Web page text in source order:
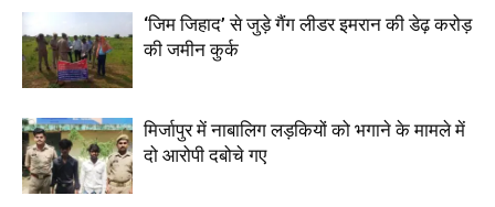
‘जिम जिहाद’ से जुड़े गैंग लीडर इमरान की डेढ़ करोड़
की जमीन कुर्क
मिर्जापुर में नाबालिग लड़कियों को भगाने के मामले में
दो आरोपी दबोचे गए